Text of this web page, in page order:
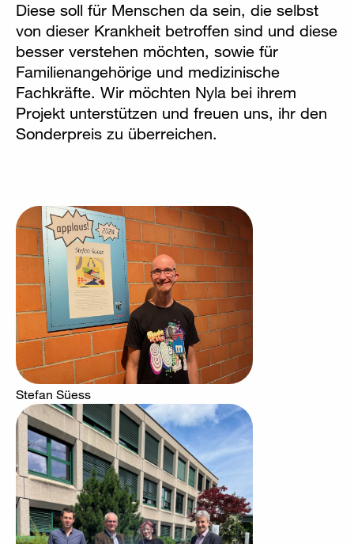
Diese soll für Menschen da sein, die selbst
von dieser Krankheit betroffen sind und diese
besser verstehen möchten, sowie für
Familienangehörige und medizinische
Fachkräfte. Wir möchten Nyla bei ihrem
Projekt unterstützen und freuen uns, ihr den
Sonderpreis zu überreichen.
Stefan Süess